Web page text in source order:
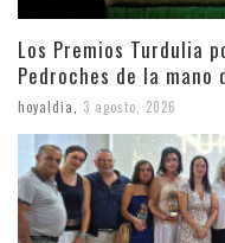
Los Premios Turdulia
Pedroches de la mano
hoyaldia 3 agosto, 2026